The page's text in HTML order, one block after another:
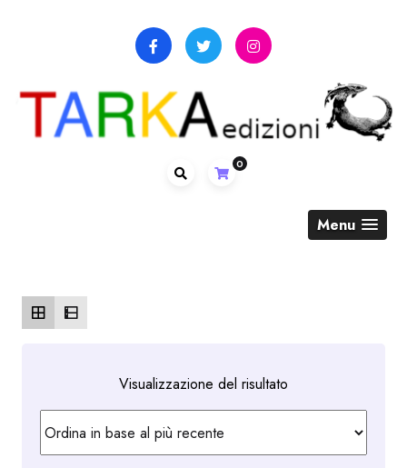
0
Menu
Visualizzazione del risultato